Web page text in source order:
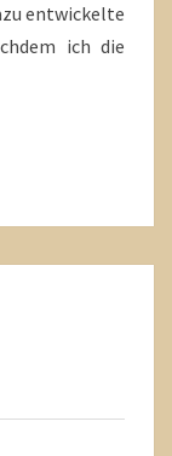
entwickelte
ich die